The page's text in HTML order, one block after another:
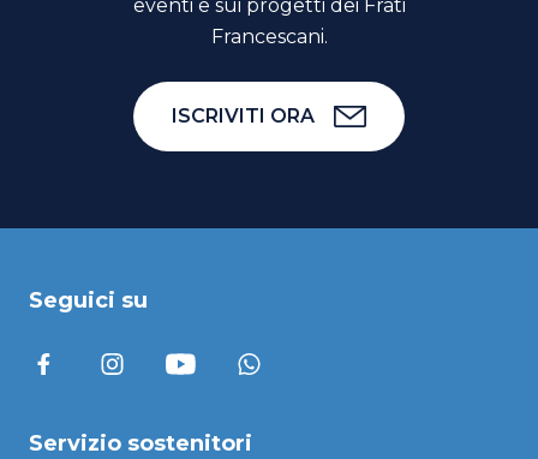
eventi e sui progetti dei Frati
Francescani.
ISCRIVITI ORA
Seguici su
Servizio sostenitori